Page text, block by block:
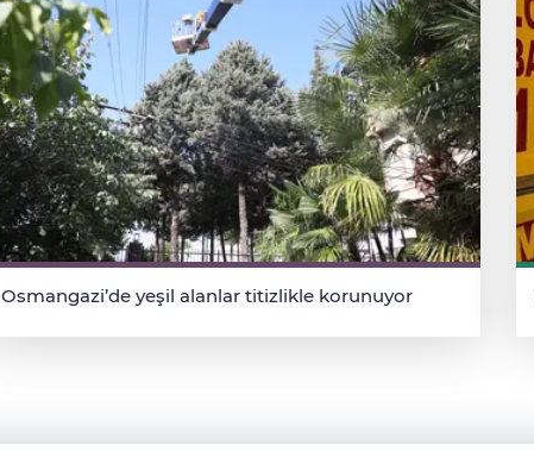
Osmangazi’de yeşil alanlar titizlikle korunuyor